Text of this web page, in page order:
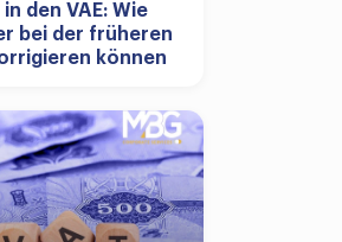
den VAE: Wie
bei der früheren
können